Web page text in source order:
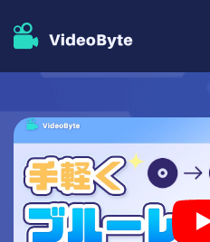
BD-DVD リッピング
DVD コピー
DVD リッピング
人気記事
サポート